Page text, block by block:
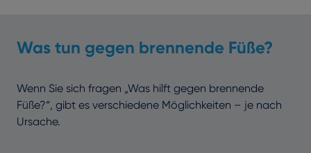
Was tun gegen brennende Füße?
Wenn Sie sich fragen „Was hilft gegen brennende
Füße?“, gibt es verschiedene Möglichkeiten – je nach
Ursache.